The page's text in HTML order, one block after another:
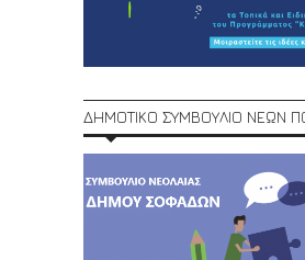
ΔΗΜΟΤΙΚΟ ΣΥΜΒΟΥΛΙΟ ΝΕΩΝ